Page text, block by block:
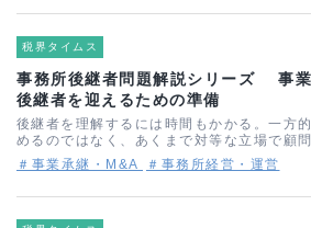
税界タイムス
事務所後継者問題解説シリーズ 事業
後継者を迎えるための準備
後継者を理解するには時間もかかる。一方
めるのではなく、あくまで対等な立場で顧
継方法を探すところから始めたい。事業合
者紹介会計事務所の事業承継において、税
＃事業承継・M&A ＃事務所経営・運営